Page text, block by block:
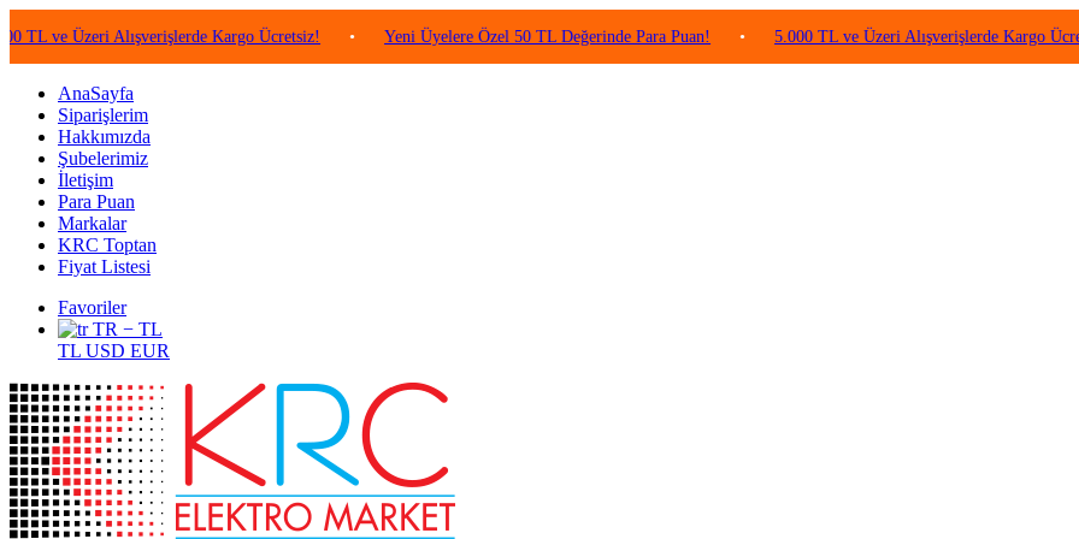
Üzeri Alışverişlerde Kargo Ücretsiz! • Yeni Üyelere Özel 50 TL Değerinde Para Puan! • 5.000 TL ve Üzeri Alışverişlerde Kargo Ücretsiz!
AnaSayfa
Siparişlerim
Hakkımızda
Şubelerimiz
İletişim
Para Puan
Markalar
KRC Toptan
Fiyat Listesi
Favoriler
TR − TL
TL USD EUR